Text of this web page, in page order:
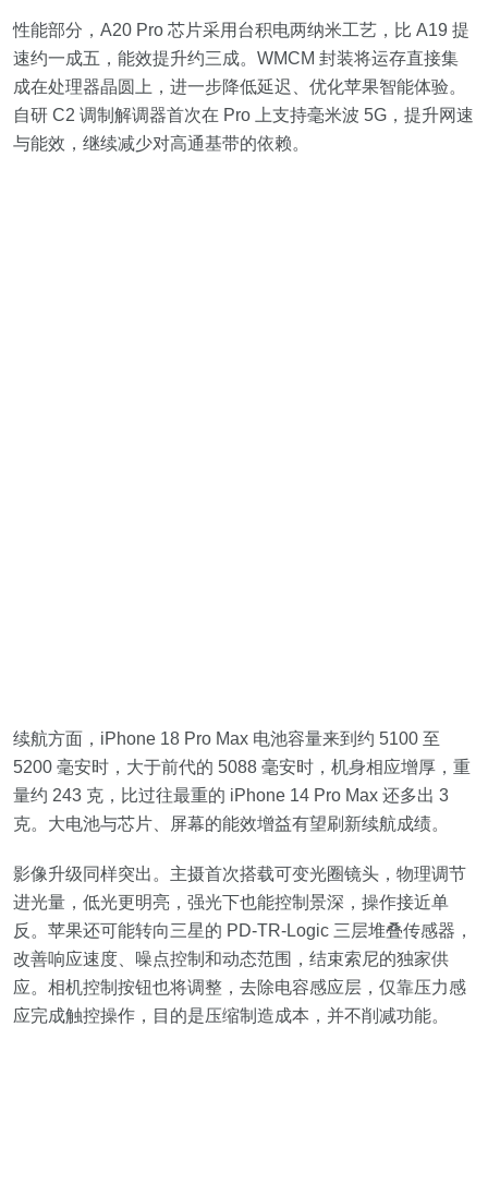
性能部分，A20 Pro 芯片采用台积电两纳米工艺，比 A19 提
速约一成五，能效提升约三成。WMCM 封装将运存直接集
成在处理器晶圆上，进一步降低延迟、优化苹果智能体验。
自研 C2 调制解调器首次在 Pro 上支持毫米波 5G，提升网速
与能效，继续减少对高通基带的依赖。
续航方面，iPhone 18 Pro Max 电池容量来到约 5100 至
5200 毫安时，大于前代的 5088 毫安时，机身相应增厚，重
量约 243 克，比过往最重的 iPhone 14 Pro Max 还多出 3
克。大电池与芯片、屏幕的能效增益有望刷新续航成绩。
影像升级同样突出。主摄首次搭载可变光圈镜头，物理调节
进光量，低光更明亮，强光下也能控制景深，操作接近单
反。苹果还可能转向三星的 PD‑TR‑Logic 三层堆叠传感器，
改善响应速度、噪点控制和动态范围，结束索尼的独家供
应。相机控制按钮也将调整，去除电容感应层，仅靠压力感
应完成触控操作，目的是压缩制造成本，并不削减功能。